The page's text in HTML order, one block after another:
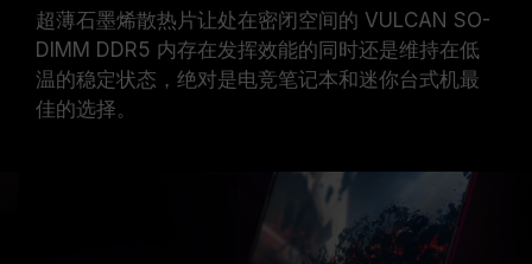
超薄石墨烯散热片让处在密闭空间的 VULCAN SO-
DIMM DDR5 内存在发挥效能的同时还是维持在低
温的稳定状态，绝对是电竞笔记本和迷你台式机最
佳的选择。